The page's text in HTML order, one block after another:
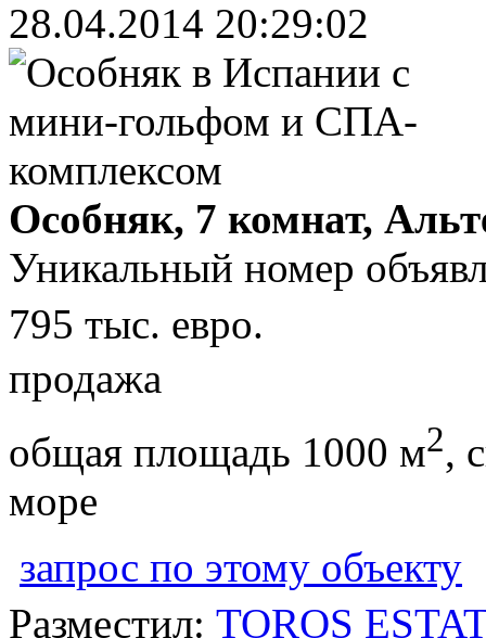
28.04.2014 20:29:02
Особняк, 7 комнат,
Уникальный номер
795 тыс. евро.
продажа
общая площадь 1000 м2,
море
запрос по этому объекту
Разместил: TOROS